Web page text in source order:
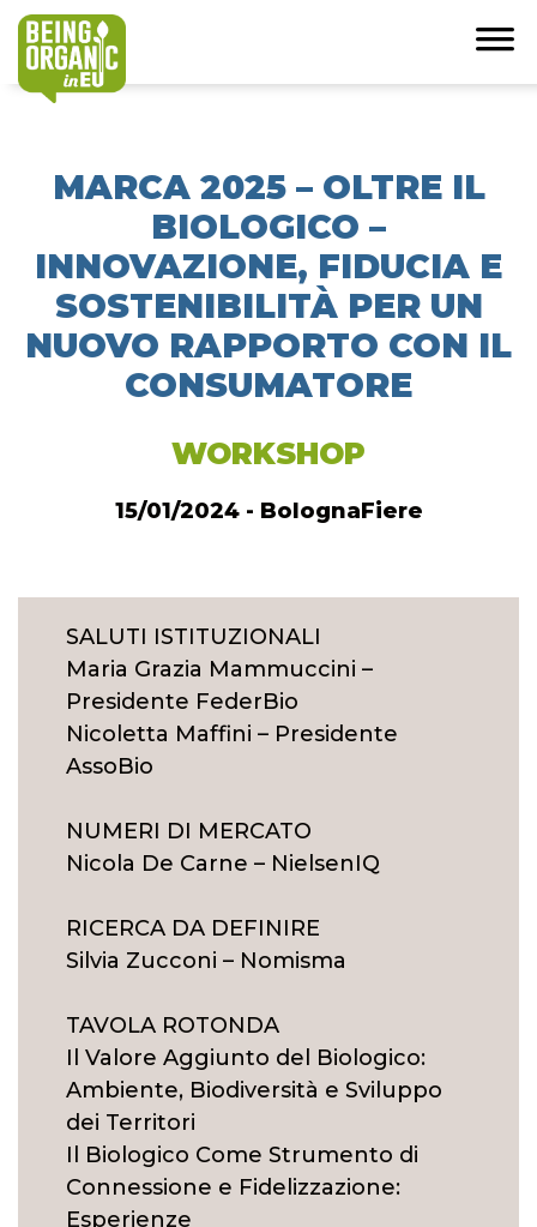
MARCA 2025 – OLTRE IL
BIOLOGICO –
INNOVAZIONE, FIDUCIA E
SOSTENIBILITÀ PER UN
NUOVO RAPPORTO CON IL
CONSUMATORE
WORKSHOP
15/01/2024 - BolognaFiere
SALUTI ISTITUZIONALI
Maria Grazia Mammuccini –
Presidente FederBio
Nicoletta Maffini – Presidente
AssoBio
NUMERI DI MERCATO
Nicola De Carne – NielsenIQ
RICERCA DA DEFINIRE
Silvia Zucconi – Nomisma
TAVOLA ROTONDA
Il Valore Aggiunto del Biologico:
Ambiente, Biodiversità e Sviluppo
dei Territori
Il Biologico Come Strumento di
Connessione e Fidelizzazione:
Esperienze